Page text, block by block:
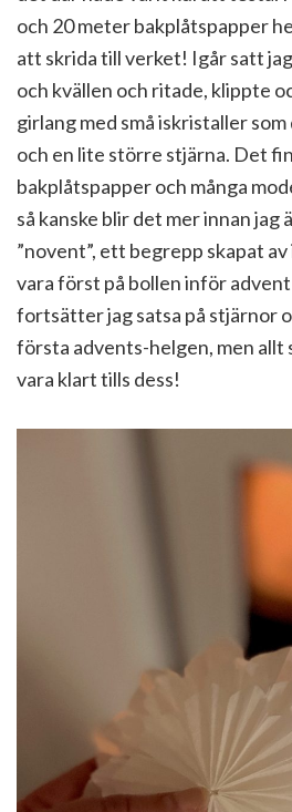
och 20 meter bakplåtspapper
att skrida till verket! Igår satt
och kvällen och ritade, klippte
girlang med små iskristaller
och en lite större stjärna. Det
bakplåtspapper och många
så kanske blir det mer innan jag
”novent”, ett begrepp skapat
vara först på bollen inför advent
fortsätter jag satsa på stjärnor
första advents-helgen, men allt
vara klart tills dess!